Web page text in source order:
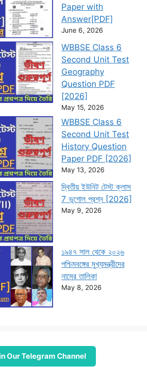
Paper with
Answer[PDF]
June 6, 2026
WBBSE Class 6
Second Unit Test
Geography
Question PDF
[2026]
May 15, 2026
WBBSE Class 6
Second Unit Test
History Question
Paper PDF [2026]
May 13, 2026
দ্বিতীয় ইউনিট টেস্ট ক্লাস
7 ভূগোল প্রশ্ন [2026]
May 9, 2026
১৯৪৭ সাল থেকে ২০২৬
পশ্চিমবঙ্গের মুখ্যমন্ত্রীদের
নামের তালিকা
May 8, 2026
Our Telegram Channel